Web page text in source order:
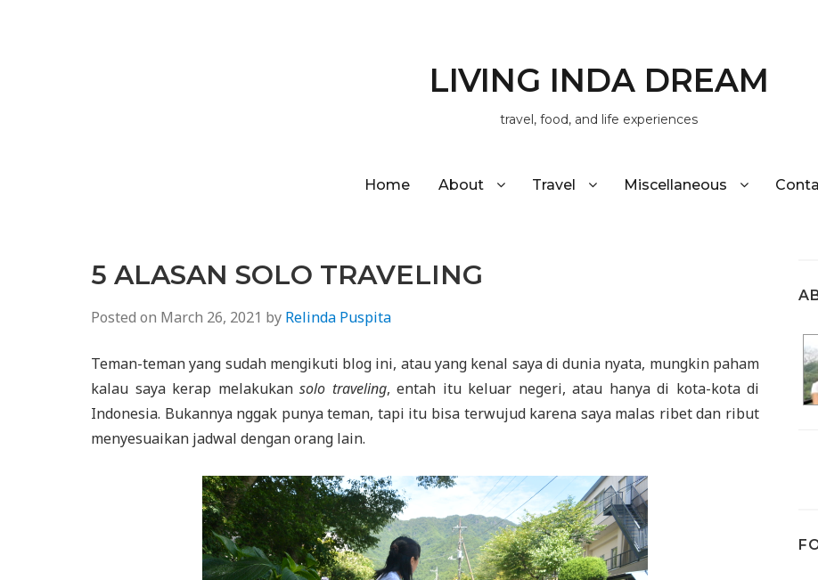
LIVING INDA DREAM
travel, food, and life experiences
Home About Travel Miscellaneous
5 ALASAN SOLO TRAVELING
Posted on March 26, 2021 by Relinda Puspita
Teman-teman yang sudah mengikuti blog ini, atau yang kenal saya di dunia nyata, mungkin paham
kalau saya kerap melakukan solo traveling, entah itu keluar negeri, atau hanya di kota-kota di
Indonesia. Bukannya nggak punya teman, tapi itu bisa terwujud karena saya malas ribet dan ribut
menyesuaikan jadwal dengan orang lain.